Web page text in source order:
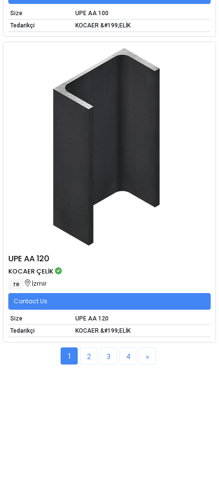
Size
UPE AA 100
Tedarikçi
KOCAER &#199;ELİK
UPE AA 120
KOCAER ÇELİK
TR İzmir
Contact Us
Size
UPE AA 120
Tedarikçi
KOCAER &#199;ELİK
1 2 3 4 »